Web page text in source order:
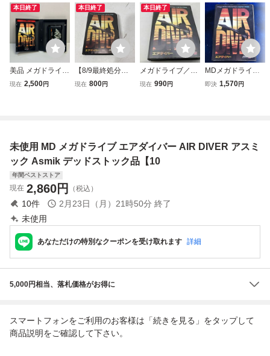
本日終了
美品 メガドライブ
エアダイバー AIR
現在 2,500円
本日終了
【8/9最終処分】AI
R DIVER/エアダイ
8
現在 800円
本日終了
メガドライブ／M
D エアーダイバー
現在 990円
MDメガドライブ
AIR DIVER エアダ
即決 1,570円
未使用 MD メガドライブ エアダイバー AIR DIVER アスミ
ック Asmik デッドストック品【10
年間ベストストア
現在 2,860円 （税込）
10件 2月23日（月）21時50分 終了
未使用
あなただけの特別なクーポンを受け取れます 詳細
5,000円相当、落札価格がお得に
スマートフォンをご利用のお客様は「続きを見る」をタップして
商品説明をご確認して下さい。